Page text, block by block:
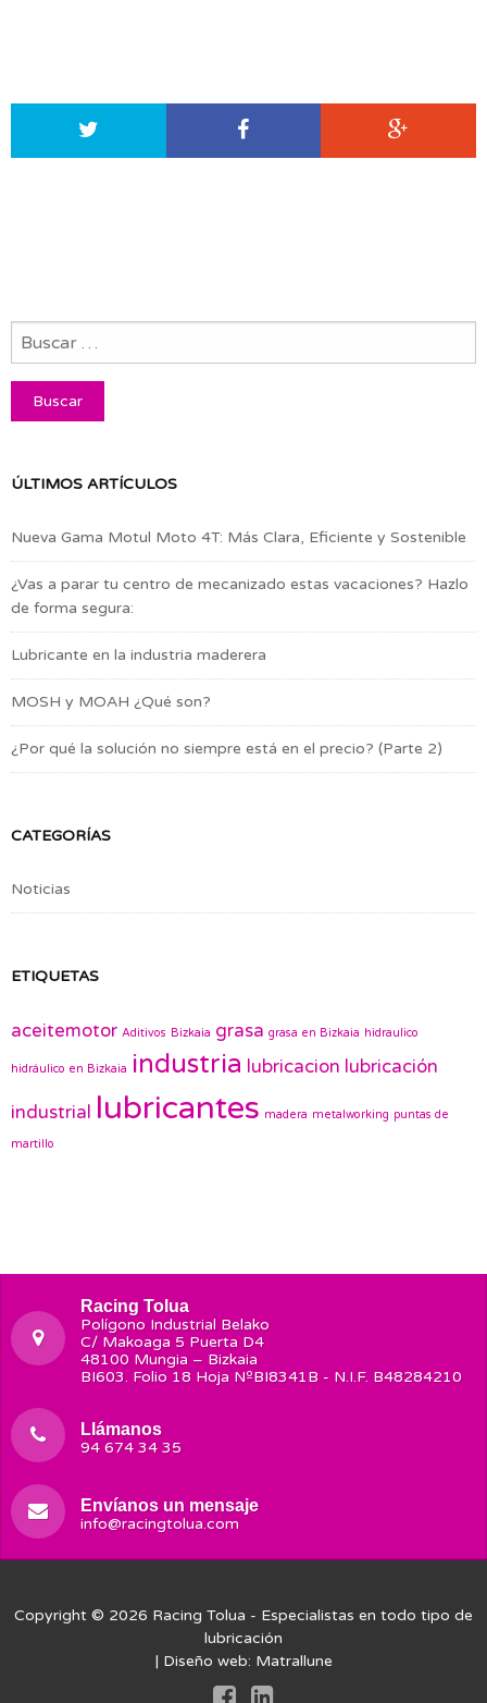
ÚLTIMOS ARTÍCULOS
Nueva Gama Motul Moto 4T: Más Clara, Eficiente y Sostenible
¿Vas a parar tu centro de mecanizado estas vacaciones? Hazlo
de forma segura:
Lubricante en la industria maderera
MOSH y MOAH ¿Qué son?
¿Por qué la solución no siempre está en el precio? (Parte 2)
CATEGORÍAS
Noticias
ETIQUETAS
aceitemotor Aditivos Bizkaia grasa grasa en Bizkaia hidraulico
hidráulico en Bizkaia industria lubricacion lubricación
industrial lubricantes madera metalworking puntas de
martillo
Racing Tolua
Polígono Industrial Belako
C/ Makoaga 5 Puerta D4
48100 Mungia – Bizkaia
BI603. Folio 18 Hoja NºBI8341B - N.I.F. B48284210
Llámanos
94 674 34 35
Envíanos un mensaje
info@racingtolua.com
Copyright © 2026 Racing Tolua - Especialistas en todo tipo de
lubricación
| Diseño web: Matrallune